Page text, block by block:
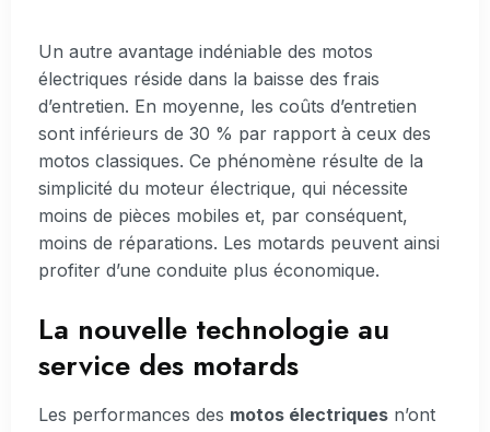
Un autre avantage indéniable des motos
électriques réside dans la baisse des frais
d’entretien. En moyenne, les coûts d’entretien
sont inférieurs de 30 % par rapport à ceux des
motos classiques. Ce phénomène résulte de la
simplicité du moteur électrique, qui nécessite
moins de pièces mobiles et, par conséquent,
moins de réparations. Les motards peuvent ainsi
profiter d’une conduite plus économique.
La nouvelle technologie au
service des motards
Les performances des motos électriques n’ont